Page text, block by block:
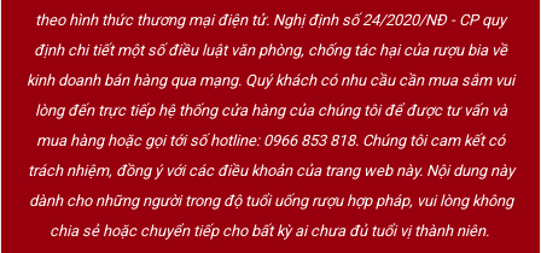
theo hình thức thương mại điện tử. Nghị định số 24/2020/NĐ - CP quy
định chi tiết một số điều luật văn phòng, chống tác hại của rượu bia về
kinh doanh bán hàng qua mạng. Quý khách có nhu cầu cần mua sắm vui
lòng đến trực tiếp hệ thống cửa hàng của chúng tôi để được tư vấn và
mua hàng hoặc gọi tới số hotline: 0966 853 818. Chúng tôi cam kết có
trách nhiệm, đồng ý với các điều khoản của trang web này. Nội dung này
dành cho những người trong độ tuổi uống rượu hợp pháp, vui lòng không
chia sẻ hoặc chuyển tiếp cho bất kỳ ai chưa đủ tuổi vị thành niên.